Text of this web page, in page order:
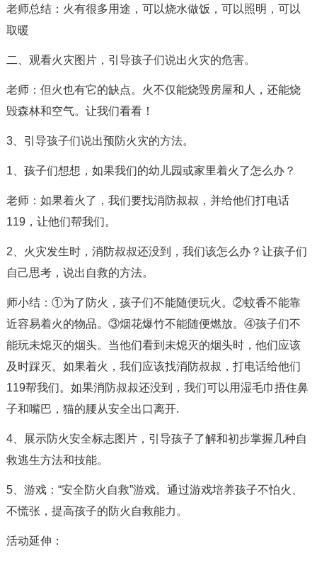
老师总结：火有很多用途，可以烧水做饭，可以照明，可以
取暖
二、观看火灾图片，引导孩子们说出火灾的危害。
老师：但火也有它的缺点。火不仅能烧毁房屋和人，还能烧
毁森林和空气。让我们看看！
3、引导孩子们说出预防火灾的方法。
1、孩子们想想，如果我们的幼儿园或家里着火了怎么办？
老师：如果着火了，我们要找消防叔叔，并给他们打电话
119，让他们帮我们。
2、火灾发生时，消防叔叔还没到，我们该怎么办？让孩子们
自己思考，说出自救的方法。
师小结：①为了防火，孩子们不能随便玩火。②蚊香不能靠
近容易着火的物品。③烟花爆竹不能随便燃放。④孩子们不
能玩未熄灭的烟头。当他们看到未熄灭的烟头时，他们应该
及时踩灭。如果着火，我们应该找消防叔叔，打电话给他们
119帮我们。如果消防叔叔还没到，我们可以用湿毛巾捂住鼻
子和嘴巴，猫的腰从安全出口离开.
4、展示防火安全标志图片，引导孩子了解和初步掌握几种自
救逃生方法和技能。
5、游戏：“安全防火自救”游戏。通过游戏培养孩子不怕火、
不慌张，提高孩子的防火自救能力。
活动延伸：